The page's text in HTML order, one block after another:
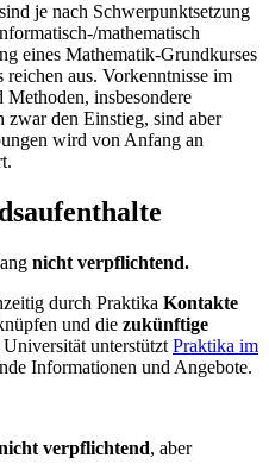
sind je nach Schwerpunktsetzung
mathematisch
eines Mathematik-Grundkurses
reichen aus. Vorkenntnisse im
insbesondere
zwar den Einstieg, sind aber
wird von Anfang an
nicht verpflichtend.
durch Praktika Kontakte
und die zukünftige
unterstützt Praktika im
Informationen und Angebote.
verpflichtend, aber